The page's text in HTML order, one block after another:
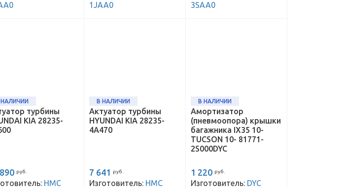
1JAA0
3SAA0
НАЛИЧИИ
турбины
KIA 28235-
руб.
HMC
В НАЛИЧИИ
Актуатор турбины
HYUNDAI KIA 28235-
4A470
7 641 руб.
Изготовитель: HMC
В НАЛИЧИИ
Амортизатор
(пневмоопора) крышки
багажника IX35 10-
TUCSON 10- 81771-
2S000DYC
1 220 руб.
Изготовитель: DYC